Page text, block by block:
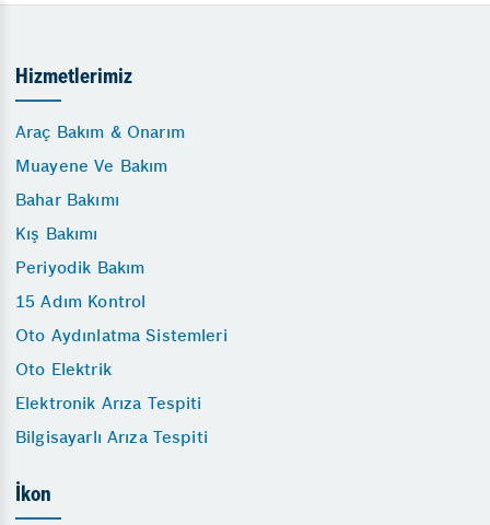
Hizmetlerimiz
Araç Bakım & Onarım
Muayene Ve Bakım
Bahar Bakımı
Kış Bakımı
Periyodik Bakım
15 Adım Kontrol
Oto Aydınlatma Sistemleri
Oto Elektrik
Elektronik Arıza Tespiti
Bilgisayarlı Arıza Tespiti
İkon